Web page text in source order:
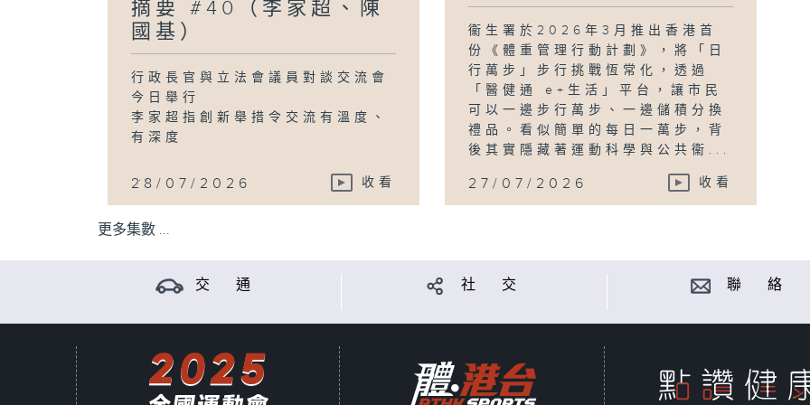
摘要 #40（李家超、陳
國基）
行政長官與立法會議員對談交流會
今日舉行
李家超指創新舉措令交流有溫度、
有深度
...
28/07/2026 收看
衞生署於2026年3月推出香港首
份《體重管理行動計劃》，將「日
行萬步」步行挑戰恆常化，透過
「醫健通 e+生活」平台，讓市民
可以一邊步行萬步、一邊儲積分換
禮品。看似簡單的每日一萬步，背
後其實隱藏著運動科學與公共衞...
27/07/2026 收看
更多集數 ...
交 通 社 交 聯 絡